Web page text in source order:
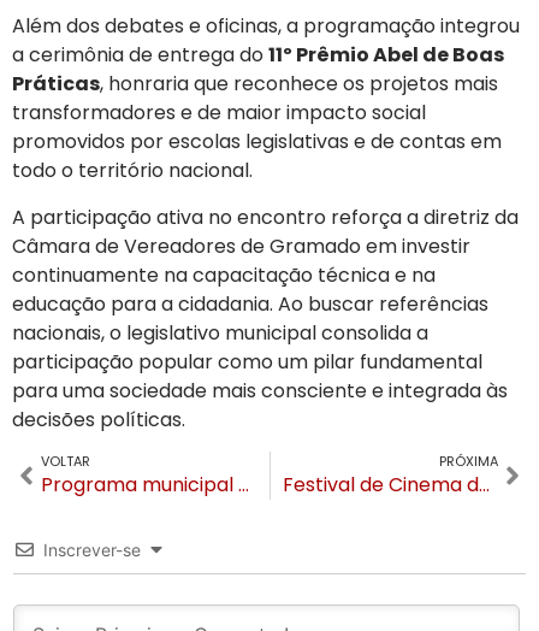
Além dos debates e oficinas, a programação integrou
a cerimônia de entrega do11º Prêmio Abel de Boas
Práticas, honraria que reconhece os projetos mais
transformadores e de maior impacto social
promovidos por escolas legislativas e de contas em
todo o território nacional.
A participação ativa no encontro reforça a diretriz da
Câmara de Vereadores de Gramado em investir
continuamente na capacitação técnica e na
educação para a cidadania. Ao buscar referências
nacionais, o legislativo municipal consolida a
participação popular como um pilar fundamental
para uma sociedade mais consciente e integrada às
decisões políticas.
VOLTAR
Programa municipal de saúde bucal alcança a marca de 352 próteses dentárias gratuitas entregues em Gramado
PRÓXIMA
Festival de Cinema de Gramado lança Encontro Internacional de Cidades para debater economia criativa
Inscrever-se